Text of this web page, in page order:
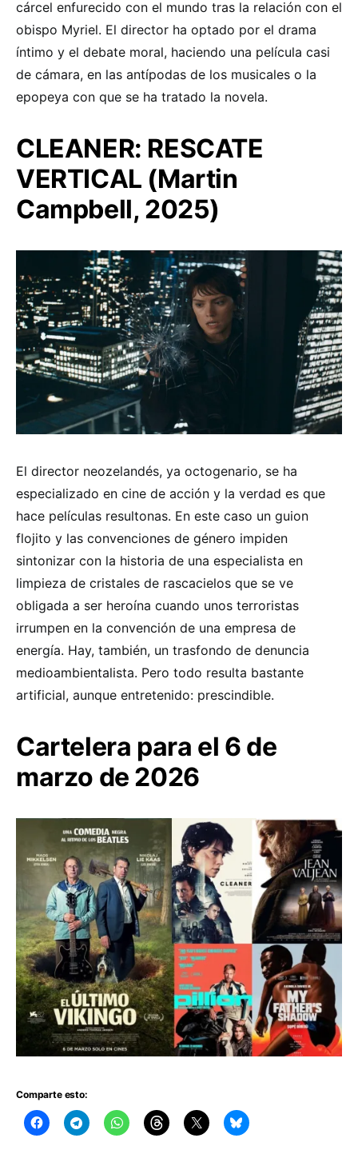
cárcel enfurecido con el mundo tras la relación con el
obispo Myriel. El director ha optado por el drama
íntimo y el debate moral, haciendo una película casi
de cámara, en las antípodas de los musicales o la
epopeya con que se ha tratado la novela.
CLEANER: RESCATE
VERTICAL (Martin
Campbell, 2025)
El director neozelandés, ya octogenario, se ha
especializado en cine de acción y la verdad es que
hace películas resultonas. En este caso un guion
flojito y las convenciones de género impiden
sintonizar con la historia de una especialista en
limpieza de cristales de rascacielos que se ve
obligada a ser heroína cuando unos terroristas
irrumpen en la convención de una empresa de
energía. Hay, también, un trasfondo de denuncia
medioambientalista. Pero todo resulta bastante
artificial, aunque entretenido: prescindible.
Cartelera para el 6 de
marzo de 2026
Comparte esto: